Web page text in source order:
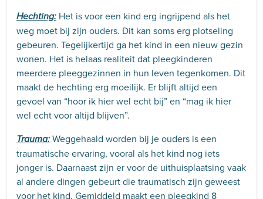
Hechting: Het is voor een kind erg ingrijpend als het
weg moet bij zijn ouders. Dit kan soms erg plotseling
gebeuren. Tegelijkertijd ga het kind in een nieuw gezin
wonen. Het is helaas realiteit dat pleegkinderen
meerdere pleeggezinnen in hun leven tegenkomen. Dit
maakt de hechting erg moeilijk. Er blijft altijd een
gevoel van “hoor ik hier wel echt bij” en “mag ik hier
wel echt voor altijd blijven”.
Trauma: Weggehaald worden bij je ouders is een
traumatische ervaring, vooral als het kind nog iets
jonger is. Daarnaast zijn er voor de uithuisplaatsing vaak
al andere dingen gebeurt die traumatisch zijn geweest
voor het kind. Gemiddeld maakt een pleegkind 8